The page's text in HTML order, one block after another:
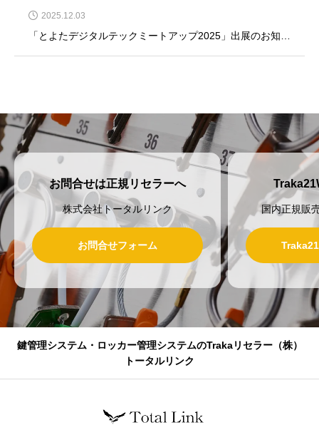
2025.12.03
お問合せは正規リセラーへ
株式会社トータルリンク
お問合せフォーム
国内正規販
鍵管理システム・ロッカー管理システムのTrakaリセラー（株）
トータルリンク